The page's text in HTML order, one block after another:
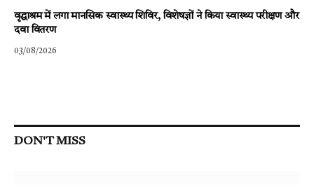
वृद्धाश्रम में लगा मानसिक स्वास्थ्य शिविर, विशेषज्ञों ने किया स्वास्थ्य परीक्षण और
दवा वितरण
03/08/2026
DON'T MISS